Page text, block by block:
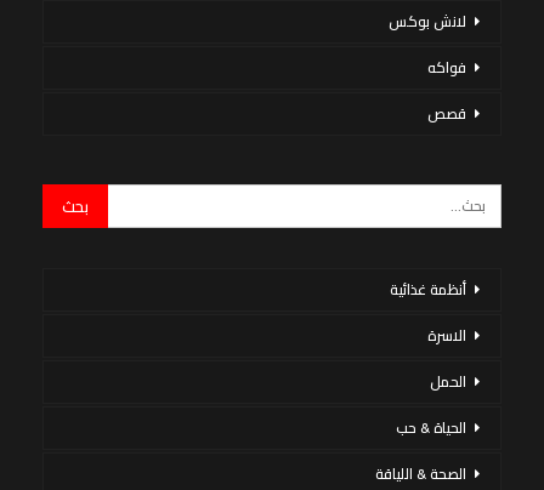
لانش بوكس
فواكه
قصص
أنظمة غذائية
الاسرة
الحمل
الحياة & حب
الصحة & اللياقة